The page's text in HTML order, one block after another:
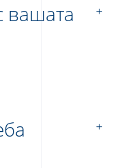
вашата